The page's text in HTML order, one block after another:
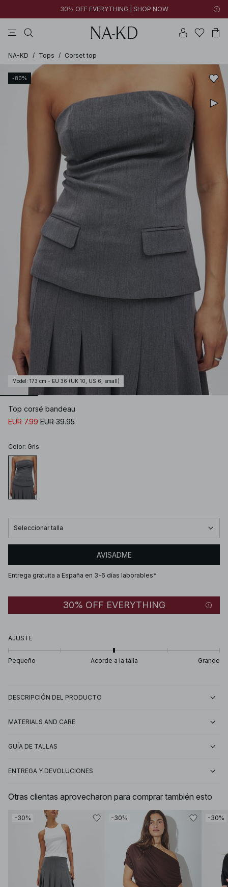
30% OFF EVERYTHING | SHOP NOW
NA-KD / Tops / Corset top
-80%
Model : 173 cm - EU 36 (UK 10, US 6, small)
Top corsé bandeau
EUR 7.99 EUR 39.95
Color: Gris
Seleccionar talla
AVISADME
Entrega gratuita a España en 3-6 días laborables*
30% OFF EVERYTHING
AJUSTE
Pequeño Acorde a la talla Grande
DESCRIPCIÓN DEL PRODUCTO
MATERIALS AND CARE
GUÍA DE TALLAS
ENTREGA Y DEVOLUCIONES
Otras clientas aprovecharon para comprar también esto
-30% -30% -30%